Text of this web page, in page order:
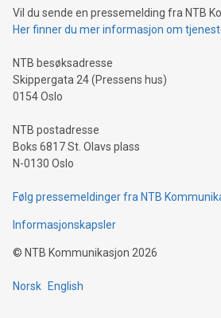
Vil du sende en pressemelding fra NTB
Her finner du mer informasjon om
NTB besøksadresse
Skippergata 24 (Pressens hus)
0154 Oslo
NTB postadresse
Boks 6817 St. Olavs plass
N-0130 Oslo
Følg pressemeldinger fra NTB
Informasjonskapsler
© NTB Kommunikasjon 2026
Norsk English